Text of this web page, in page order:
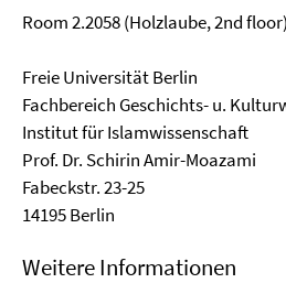
Room 2.2058 (Holzlaube, 2nd floor)
Freie Universität Berlin
Fachbereich Geschichts- u.
Institut für Islamwissenschaft
Prof. Dr. Schirin Amir-Moazami
Fabeckstr. 23-25
14195 Berlin
Weitere Informationen